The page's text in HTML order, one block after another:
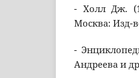
- Холл Дж.
Москва: Изд-
-
Андреева и